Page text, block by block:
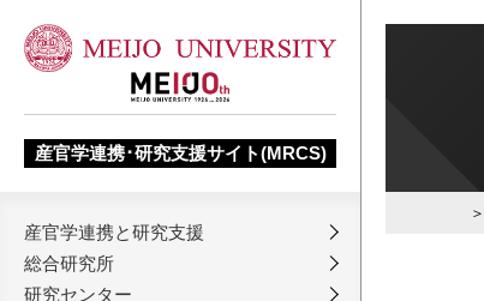
産官学連携･研究支援サイト(MRCS)
産官学連携と研究支援
総合研究所
研究センター